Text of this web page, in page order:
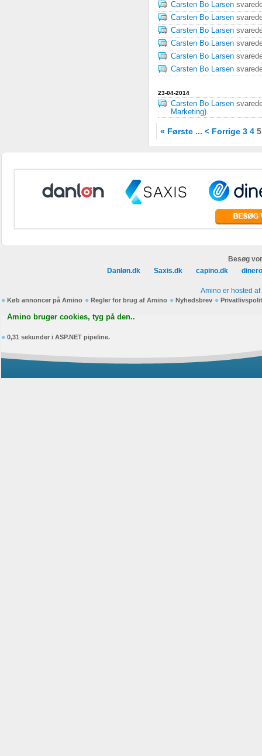
Carsten Bo Larsen
Carsten Bo Larsen
Carsten Bo Larsen
Carsten Bo Larsen
Carsten Bo Larsen
Carsten Bo Larsen
23-04-2014
Carsten Bo Larsen
Marketing).
« Første ... < Forrige 3 4
Besøg
Danløn.dk
Saxis.dk capino.dk
Amino er hosted af
Køb annoncer på Amino Regler for brug af Amino Nyhedsbrev
Amino bruger cookies, tyg på den..
0,31 sekunder i ASP.NET pipeline.